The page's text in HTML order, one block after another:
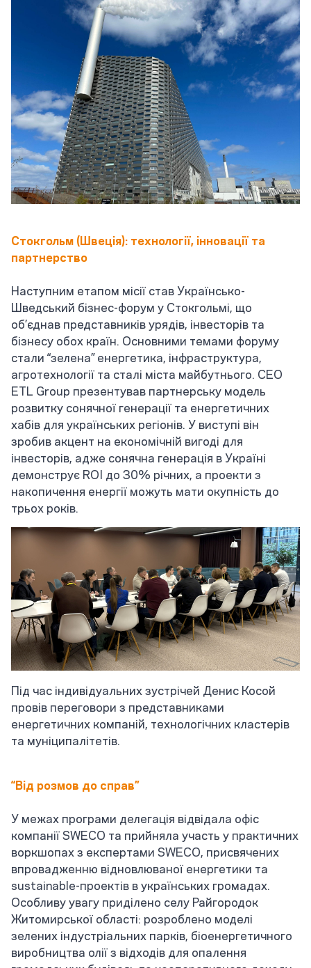
Стокгольм (Швеція): технології, інновації та
партнерство
Наступним етапом місії став Українсько-
Шведський бізнес-форум у Стокгольмі, що
об’єднав представників урядів, інвесторів та
бізнесу обох країн. Основними темами форуму
стали “зелена” енергетика, інфраструктура,
агротехнології та сталі міста майбутнього. СЕО
ETL Group презентував партнерську модель
розвитку сонячної генерації та енергетичних
хабів для українських регіонів. У виступі він
зробив акцент на економічній вигоді для
інвесторів, адже сонячна генерація в Україні
демонструє ROI до 30% річних, а проекти з
накопичення енергії можуть мати окупність до
трьох років.
Під час індивідуальних зустрічей Денис Косой
провів переговори з представниками
енергетичних компаній, технологічних кластерів
та муніципалітетів.
“Від розмов до справ”
У межах програми делегація відвідала офіс
компанії SWECO та прийняла участь у практичних
воркшопах з експертами SWECO, присвячених
впровадженню відновлюваної енергетики та
sustainable-проектів в українських громадах.
Особливу увагу приділено селу Райгородок
Житомирської області: розроблено моделі
зелених індустріальних парків, біоенергетичного
виробництва олії з відходів для опалення